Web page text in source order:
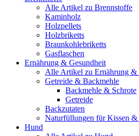
Alle Artikel zu Brennstoffe
Kaminholz
Holzpellets
Holzbriketts
Braunkohlebriketts
Gasflaschen
Ernährung & Gesundheit
Alle Artikel zu Ernährung &
Getreide & Backmehle
Backmehle & Schrote
Getreide
Backzutaten
Naturfüllungen für Kissen &
Hund